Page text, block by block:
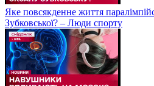
Яке повсякденне життя
Зубковської? – Люди спорту